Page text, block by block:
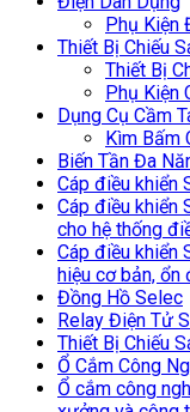
Phụ Kiện
Thiết Bị Chiếu
Thiết Bị
Phụ Kiện
Dụng Cụ Cầm
Kìm Bấm
Biến Tần Đa
Cáp điều khiển
Cáp điều khiển
cho hệ thống
Cáp điều khiển
hiệu cơ bản, ổn
Đồng Hồ Selec
Relay Điện Tử
Thiết Bị Chiếu
Ổ Cắm Công
Ổ cắm công